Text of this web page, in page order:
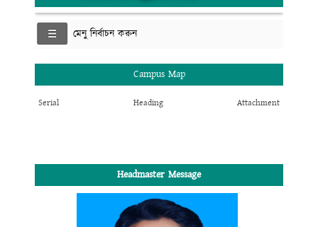
মেনু নির্বাচন করুন
Campus Map
Serial Heading Attachment
Headmaster Message